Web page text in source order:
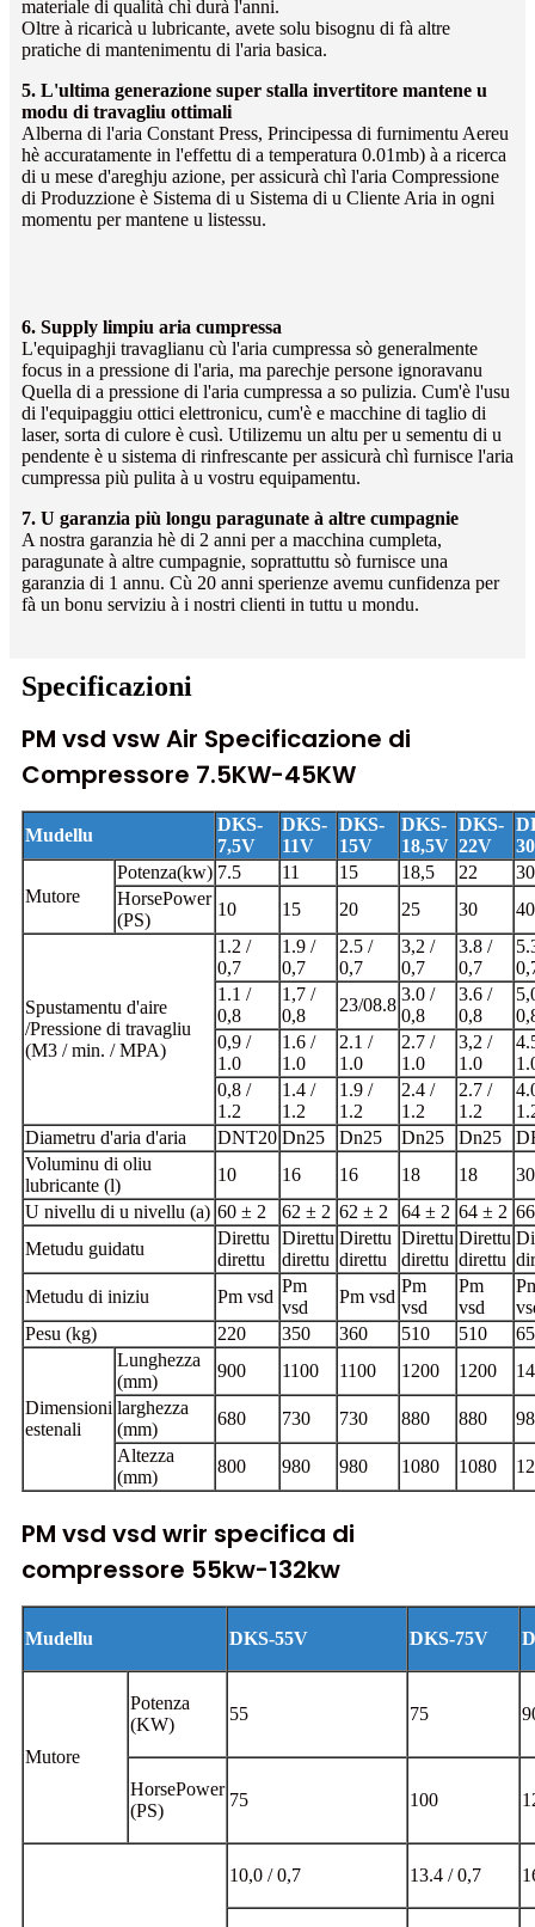
materiale di qualità chì durà l'anni.
Oltre à ricaricà u lubricante, avete solu bisognu di fà altre
pratiche di mantenimentu di l'aria basica.
5. L'ultima generazione super stalla invertitore mantene u
modu di travagliu ottimali
Alberna di l'aria Constant Press, Principessa di furnimentu Aereu
hè accuratamente in l'effettu di a temperatura 0.01mb) à a ricerca
di u mese d'areghju azione, per assicurà chì l'aria Compressione
di Produzzione è Sistema di u Sistema di u Cliente Aria in ogni
momentu per mantene u listessu.
6. Supply limpiu aria cumpressa
L'equipaghji travaglianu cù l'aria cumpressa sò generalmente
focus in a pressione di l'aria, ma parechje persone ignoravanu
Quella di a pressione di l'aria cumpressa a so pulizia. Cum'è l'usu
di l'equipaggiu ottici elettronicu, cum'è e macchine di taglio di
laser, sorta di culore è cusì. Utilizemu un altu per u sementu di u
pendente è u sistema di rinfrescante per assicurà chì furnisce l'aria
cumpressa più pulita à u vostru equipamentu.
7. U garanzia più longu paragunate à altre cumpagnie
A nostra garanzia hè di 2 anni per a macchina cumpleta,
paragunate à altre cumpagnie, soprattuttu sò furnisce una
garanzia di 1 annu. Cù 20 anni sperienze avemu cunfidenza per
fà un bonu serviziu à i nostri clienti in tuttu u mondu.
Specificazioni
PM vsd vsw Air Specificazione di
Compressore 7.5KW-45KW
Mudellu
DKS-
7,5V
DKS-
11V
DKS-
15V
DKS-
18,5V
DKS-
22V
Mutore
Potenza(kw) 7.5 11 15 18,5 22
30
HorsePower
(PS)
10 15 20 25 30 40
Spustamentu d'aire
/Pressione di travagliu
(M3 / min. / MPA)
1.2 /
0,7
1.9 /
0,7
2.5 /
0,7
3,2 /
0,7
3.8 /
0,7
1.1 /
0,8
1,7 /
0,8
23/08.8
3.0 /
0,8
3.6 /
0,8
0,9 /
1.0
1.6 /
1.0
2.1 /
1.0
2.7 /
1.0
3,2 /
1.0
0,8 /
1.2
1.4 /
1.2
1.9 /
1.2
2.4 /
1.2
2.7 /
1.2
Diametru d'aria d'aria
DNT20 Dn25 Dn25 Dn25 Dn25
Voluminu di oliu
lubricante (l)
10 16 16 18 18
30
U nivellu di u nivellu (a) 60 ± 2 62 ± 2 62 ± 2 64 ± 2 64 ± 2
Metudu guidatu
Direttu
direttu
Direttu
direttu
Direttu
direttu
Direttu
direttu
Direttu
direttu
Metudu di iniziu
Pm vsd
Pm
vsd
Pm vsd
Pm
vsd
Pm
vsd
Pesu (kg)
220 350 360 510 510
Dimensioni
estenali
Lunghezza
(mm)
900 1100 1100 1200 1200
larghezza
(mm)
680 730 730 880 880
Altezza
(mm)
800 980 980 1080 1080
PM vsd vsd wrir specifica di
compressore 55kw-132kw
Mudellu DKS-55V DKS-75V
Mutore
Potenza
(KW)
55 75
HorsePower
(PS)
75 100
10,0 / 0,7 13.4 / 0,7